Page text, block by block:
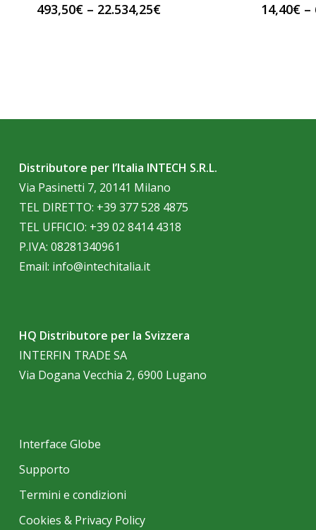
493,50€– 22.534,25€
14,40€ –
Distributore per l’Italia INTECH S.R.L.
Via Pasinetti 7, 20141 Milano
TEL DIRETTO: +39 377 528 4875
TEL UFFICIO: +39 02 8414 4318
P.IVA: 08281340961
Email: info@intechitalia.it
HQ Distributore per la Svizzera
INTERFIN TRADE SA
Via Dogana Vecchia 2, 6900 Lugano
Interface Globe
Supporto
Termini e condizioni
Cookies & Privacy Policy